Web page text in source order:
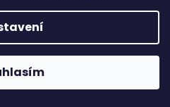
podmínky a závody